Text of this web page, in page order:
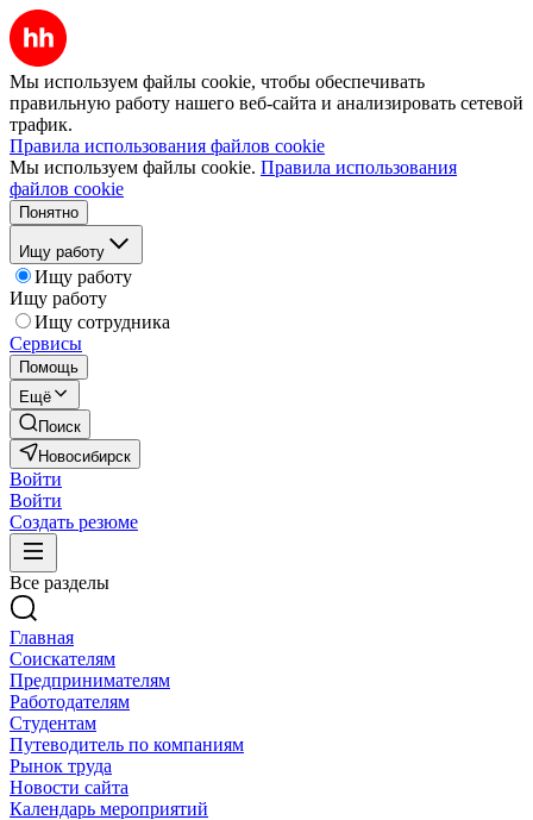
Мы используем файлы cookie, чтобы обеспечивать
правильную работу нашего веб-сайта и анализировать сетевой
трафик.
Правила использования файлов cookie
Мы используем файлы cookie. Правила использования
файлов cookie
Понятно
Ищу работу
Ищу работу
Ищу работу
Ищу сотрудника
Сервисы
Помощь
Ещё
Поиск
Новосибирск
Войти
Войти
Создать резюме
Все разделы
Главная
Соискателям
Предпринимателям
Работодателям
Студентам
Путеводитель по компаниям
Рынок труда
Новости сайта
Календарь мероприятий